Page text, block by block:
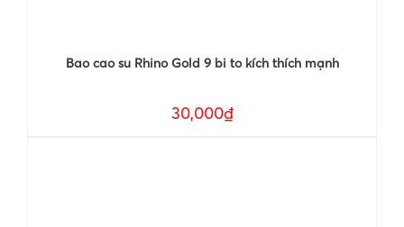
Bao cao su Rhino Gold 9 bi to kích thích mạnh
30,000₫